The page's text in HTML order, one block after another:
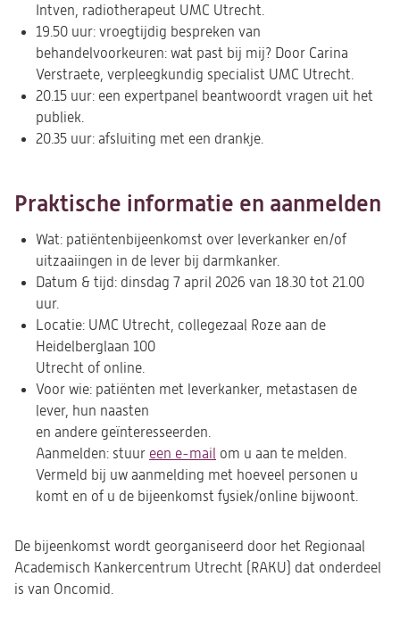
Intven, radiotherapeut UMC Utrecht.
19.50 uur: vroegtijdig bespreken van
behandelvoorkeuren: wat past bij mij? Door Carina
Verstraete, verpleegkundig specialist UMC Utrecht.
20.15 uur: een expertpanel beantwoordt vragen uit het
publiek.
20.35 uur: afsluiting met een drankje.
Praktische informatie en aanmelden
Wat: patiëntenbijeenkomst over leverkanker en/of
uitzaaiingen in de lever bij darmkanker.
Datum & tijd: dinsdag 7 april 2026 van 18.30 tot 21.00
uur.
Locatie: UMC Utrecht, collegezaal Roze aan de
Heidelberglaan 100
Utrecht of online.
Voor wie: patiënten met leverkanker, metastasen de
lever, hun naasten
en andere geïnteresseerden.
Aanmelden: stuur een e-mail (opent
in
een
tab)
om u aan te melden.
Vermeld bij uw aanmelding met hoeveel personen u
komt en of u de bijeenkomst fysiek/online bijwoont.
De bijeenkomst wordt georganiseerd door het Regionaal
Academisch Kankercentrum Utrecht (RAKU) dat onderdeel
is van Oncomid.